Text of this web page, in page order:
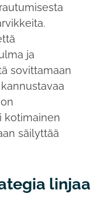
ja
sovittamaan
kotimainen
säilyttää
linjaa